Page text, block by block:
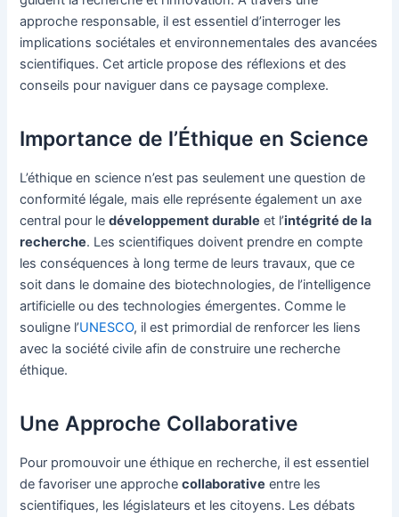
approche responsable, il est essentiel d’interroger les
implications sociétales et environnementales des avancées
scientifiques. Cet article propose des réflexions et des
conseils pour naviguer dans ce paysage complexe.
Importance de l’Éthique en Science
L’éthique en science n’est pas seulement une question de
conformité légale, mais elle représente également un axe
central pour ledéveloppement durable et l’intégrité de la
recherche. Les scientifiques doivent prendre en compte
les conséquences à long terme de leurs travaux, que ce
soit dans le domaine des biotechnologies, de l’intelligence
artificielle ou des technologies émergentes. Comme le
souligne l’UNESCO, il est primordial de renforcer les liens
avec la société civile afin de construire une recherche
éthique.
Une Approche Collaborative
Pour promouvoir une éthique en recherche, il est essentiel
de favoriser une approchecollaborative entre les
scientifiques, les législateurs et les citoyens. Les débats